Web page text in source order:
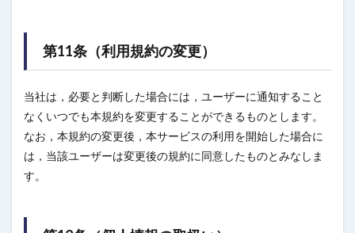
第11条（利用規約の変更）
当社は，必要と判断した場合には，ユーザーに通知すること
なくいつでも本規約を変更することができるものとします。
なお，本規約の変更後，本サービスの利用を開始した場合に
は，当該ユーザーは変更後の規約に同意したものとみなしま
す。